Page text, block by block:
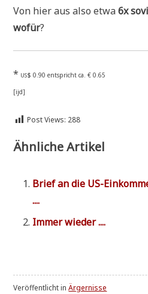
Von hier aus also etwa6x
wofür?
* US$ 0.90 ent­spricht ca. € 0.65
[ijd]
Post Views: 288
Ähnliche Artikel
Brief an die US-
....
Immer wie­der ....
Veröffentlicht inÄrgernisse